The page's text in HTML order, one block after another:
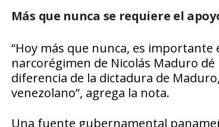
Más que nunca se requiere el
“Hoy más que nunca, es
narcorégimen de Nicolás Maduro
diferencia de la dictadura de
venezolano”, agrega la nota.
Una fuente gubernamental